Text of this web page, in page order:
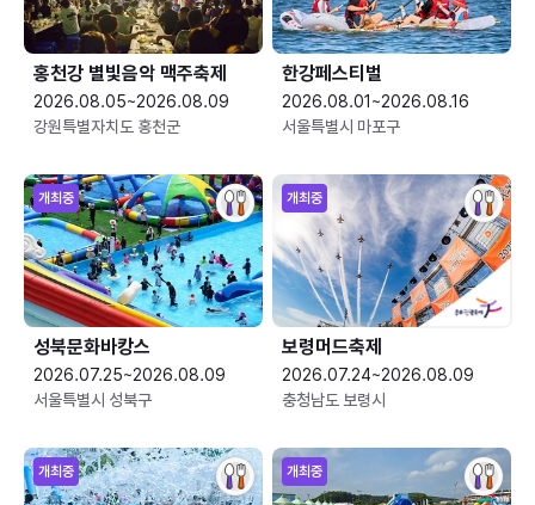
홍천강 별빛음악 맥주축제
2026.08.05~2026.08.09
강원특별자치도 홍천군
한강페스티벌
2026.08.01~2026.08.16
서울특별시 마포구
개최중
성북문화바캉스
2026.07.25~2026.08.09
서울특별시 성북구
개최중
보령머드축제
2026.07.24~2026.08.09
충청남도 보령시
개최중 개최중